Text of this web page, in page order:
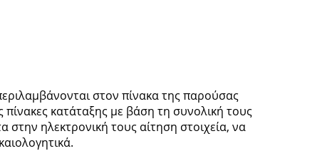
στον πίνακα της παρούσας
πίνακες κατάταξης με βάση τη συνολική τους
ηλεκτρονική τους αίτηση στοιχεία, να